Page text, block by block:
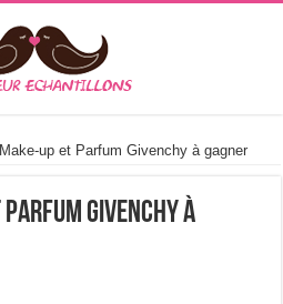
up et Parfum Givenchy à gagner
Givenchy à